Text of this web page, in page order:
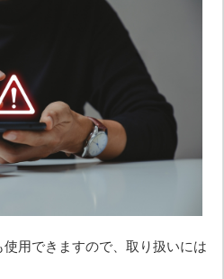
用できますので、取り扱いには